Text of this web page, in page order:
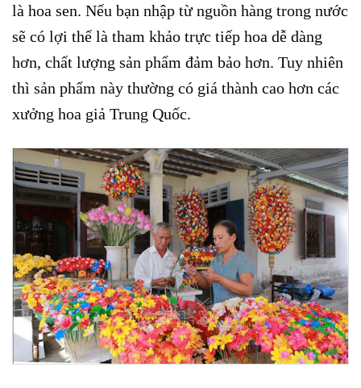
là hoa sen. Nếu bạn nhập từ nguồn hàng trong nước
sẽ có lợi thế là tham khảo trực tiếp hoa dễ dàng
hơn, chất lượng sản phẩm đảm bảo hơn. Tuy nhiên
thì sản phẩm này thường có giá thành cao hơn các
xưởng hoa giả Trung Quốc.